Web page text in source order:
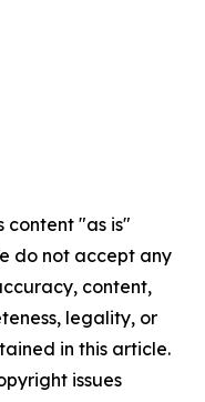
content "as is"
do not accept any
content,
legality, or
in this article.
issues